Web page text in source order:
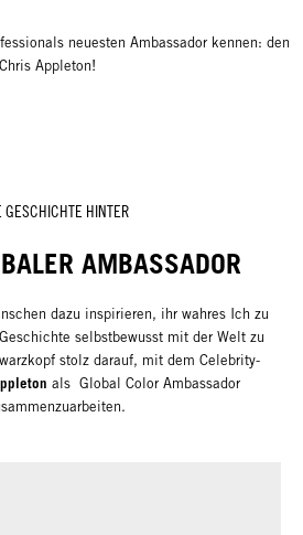
neuesten Ambassador kennen: den
Appleton!
GESCHICHTE HINTER
AMBASSADOR
dazu inspirieren, ihr wahres Ich zu
selbstbewusst mit der Welt zu
stolz darauf, mit dem Celebrity-
als Global Color Ambassador